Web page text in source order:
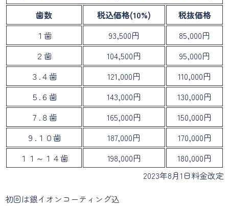
歯数
税込価格(10%)
税抜価格
１歯
93,500円
85,000円
２歯
104,500円
95,000円
３.４歯
121,000円
110,000円
５.６歯
143,000円
130,000円
７.８歯
165,000円
150,000円
９.１０歯
187,000円
170,000円
１１～１４歯
198,000円
180,000円
2023年8月1日料金改定
初回は銀イオンコーティング込